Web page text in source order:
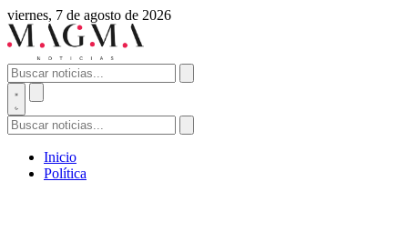
viernes, 7 de agosto de 2026
Inicio
Política